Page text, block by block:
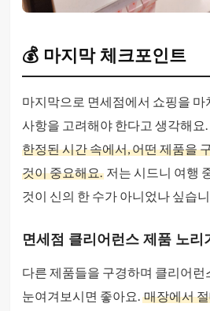
💰 마지막 체크포인트
마지막으로 면세점에서 쇼핑을 마
사항을 고려해야 한다고 생각해요.
한정된 시간 속에서, 어떤 제품을
것이 중요해요.저는 시드니 여행
것이 신의 한 수가 아니었나 싶습
면세점 클리어런스 제품 노리
다른 제품들을 구경하며 클리어런
눈여겨보시면 좋아요. 매장에서